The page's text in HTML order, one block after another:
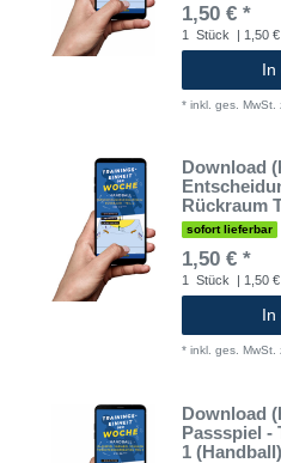
1,50 € *
1 Stück | 1,50
In
* inkl. ges. MwSt.
Download
Rückraum
sofort lieferbar
1,50 € *
1 Stück | 1,50
In
* inkl. ges. MwSt.
Download
Passspiel -
1 (Handball)